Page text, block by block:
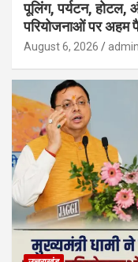
पूलिंग, पर्यटन, होटल,
परियोजनाओं पर
August 6, 2026